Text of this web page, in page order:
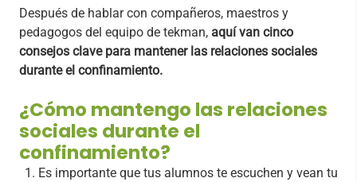
Después de hablar con compañeros, maestros y
pedagogos del equipo de tekman, aquí van cinco
consejos clave para mantener las relaciones sociales
durante el confinamiento.
¿Cómo mantengo las relaciones
sociales durante el
confinamiento?
Es importante que tus alumnos te escuchen y vean tu